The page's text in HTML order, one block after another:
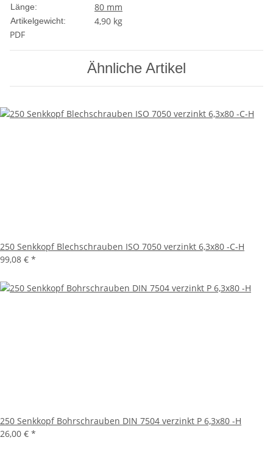
Länge: 80 mm
Artikelgewicht: 4,90 kg
PDF
Ähnliche Artikel
250 Senkkopf Blechschrauben ISO 7050 verzinkt 6,3x80 -C-H
99,08 € *
250 Senkkopf Bohrschrauben DIN 7504 verzinkt P 6,3x80 -H
26,00 € *